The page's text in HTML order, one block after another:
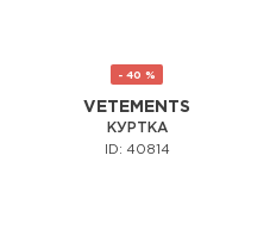
- 40 %
VETEMENTS
КУРТКА
ID: 40814